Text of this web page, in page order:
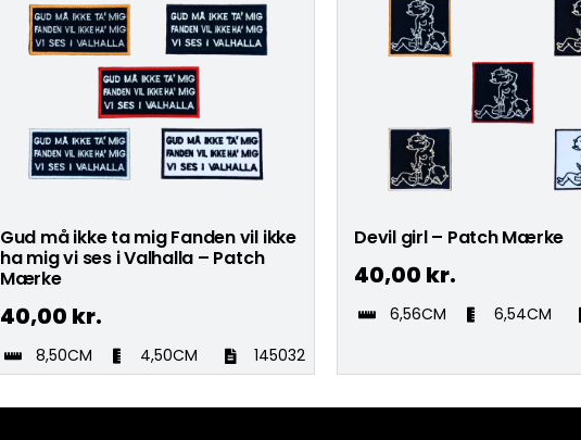
Gud må ikke ta mig Fanden vil ikke
ha mig vi ses i Valhalla – Patch
Mærke
40,00 kr.
8,50CM 4,50CM 145032
Devil girl – Patch Mærke
40,00 kr.
6,56CM 6,54CM